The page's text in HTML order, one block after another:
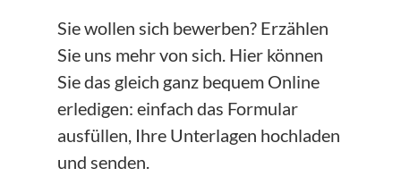
Sie wollen sich bewerben? Erzählen
Sie uns mehr von sich. Hier können
Sie das gleich ganz bequem Online
erledigen: einfach das Formular
ausfüllen, Ihre Unterlagen hochladen
und senden.